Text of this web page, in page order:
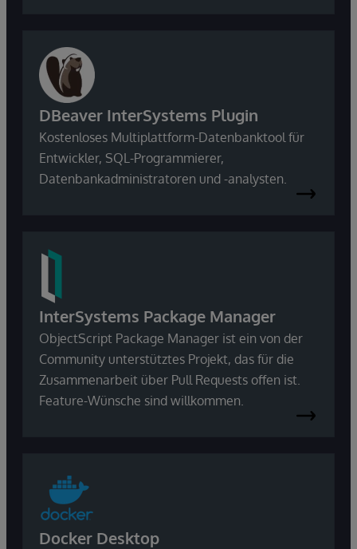
DBeaver InterSystems Plugin
Kostenloses Multiplattform-Datenbanktool für
Entwickler, SQL-Programmierer,
Datenbankadministratoren und -analysten.
InterSystems Package Manager
ObjectScript Package Manager ist ein von der
Community unterstütztes Projekt, das für die
Zusammenarbeit über Pull Requests offen ist.
Feature-Wünsche sind willkommen.
Docker Desktop